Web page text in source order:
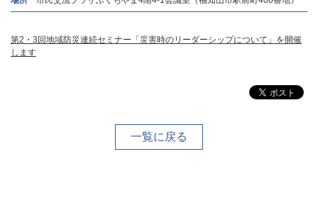
第2・3回地域防災連続セミナー「災害時のリーダーシップについて」を開催
します
一覧に戻る